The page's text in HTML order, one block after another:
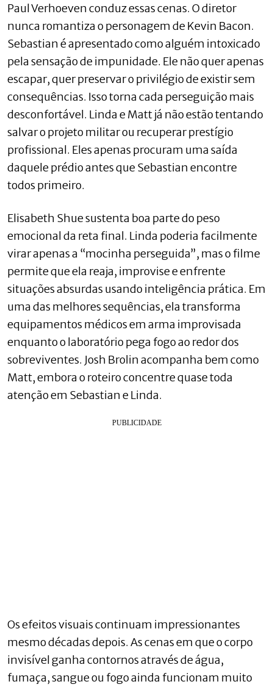
Paul Verhoeven conduz essas cenas. O diretor
nunca romantiza o personagem de Kevin Bacon.
Sebastian é apresentado como alguém intoxicado
pela sensação de impunidade. Ele não quer apenas
escapar, quer preservar o privilégio de existir sem
consequências. Isso torna cada perseguição mais
desconfortável. Linda e Matt já não estão tentando
salvar o projeto militar ou recuperar prestígio
profissional. Eles apenas procuram uma saída
daquele prédio antes que Sebastian encontre
todos primeiro.
Elisabeth Shue sustenta boa parte do peso
emocional da reta final. Linda poderia facilmente
virar apenas a “mocinha perseguida”, mas o filme
permite que ela reaja, improvise e enfrente
situações absurdas usando inteligência prática. Em
uma das melhores sequências, ela transforma
equipamentos médicos em arma improvisada
enquanto o laboratório pega fogo ao redor dos
sobreviventes. Josh Brolin acompanha bem como
Matt, embora o roteiro concentre quase toda
atenção em Sebastian e Linda.
Os efeitos visuais continuam impressionantes
mesmo décadas depois. As cenas em que o corpo
invisível ganha contornos através de água,
fumaça, sangue ou fogo ainda funcionam muito